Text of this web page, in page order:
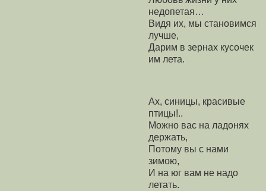
недопетая…
Видя их, мы становимся
лучше,
Дарим в зернах кусочек
им лета.
Ах, синицы, красивые
птицы!..
Можно вас на ладонях
держать,
Потому вы с нами
зимою,
И на юг вам не надо
летать.